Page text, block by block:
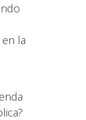
la